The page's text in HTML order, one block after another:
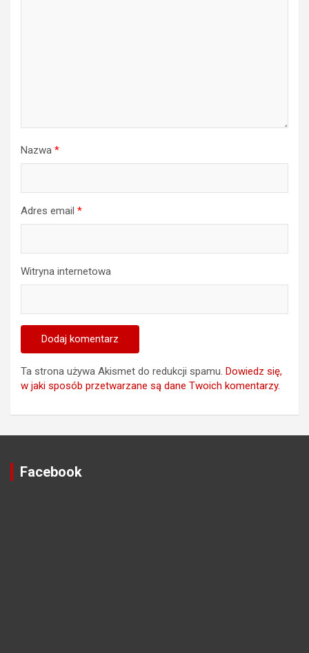
Nazwa *
Adres email *
Witryna internetowa
Ta strona używa Akismet do redukcji spamu. Dowiedz się,
w jaki sposób przetwarzane są dane Twoich komentarzy.
Facebook